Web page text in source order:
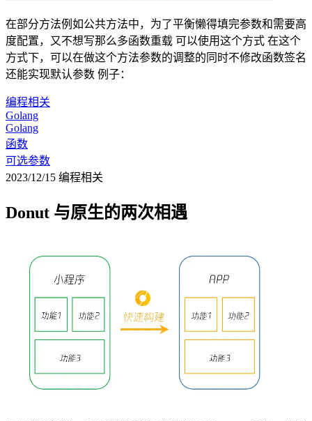
在部分方法例如公共方法中，为了平衡懒得填完参数和需要高
度配置，又不想写那么多函数重载 可以使用这个方式 在这个
方式下，可以在做这个方法参数的调整的同时不修改函数签名
还能实现默认参数 例子：
编程相关
Golang
Golang
函数
可选参数
2023/12/15 编程相关
Donut 与原生的两次相遇